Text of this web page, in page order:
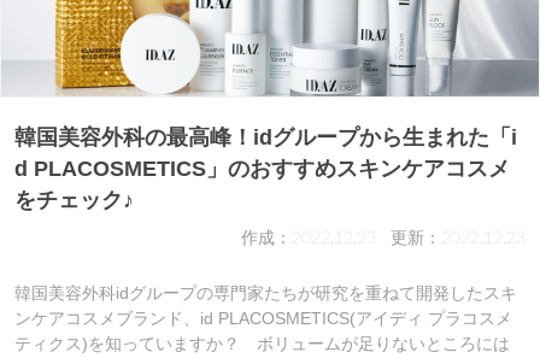
韓国美容外科の最高峰！idグループから生まれた「i
d PLACOSMETICS」のおすすめスキンケアコスメ
をチェック♪
作成：2022.12.23 更新：2022.12.23
韓国美容外科idグループの専門家たちが研究を重ねて開発したスキ
ンケアコスメブランド、id PLACOSMETICS(アイディ プラコスメ
ティクス)を知っていますか？ ボリュームが足りないところには